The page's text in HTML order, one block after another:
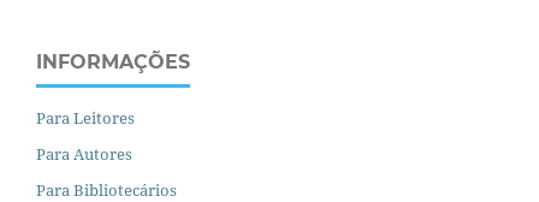
INFORMAÇÕES
Para Leitores
Para Autores
Para Bibliotecários